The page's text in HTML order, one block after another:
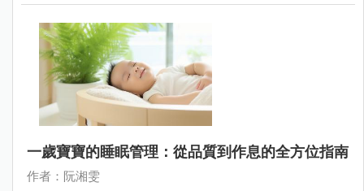
一歲寶寶的睡眠管理：從品質到作息的全方位指南
作者：阮湘雯